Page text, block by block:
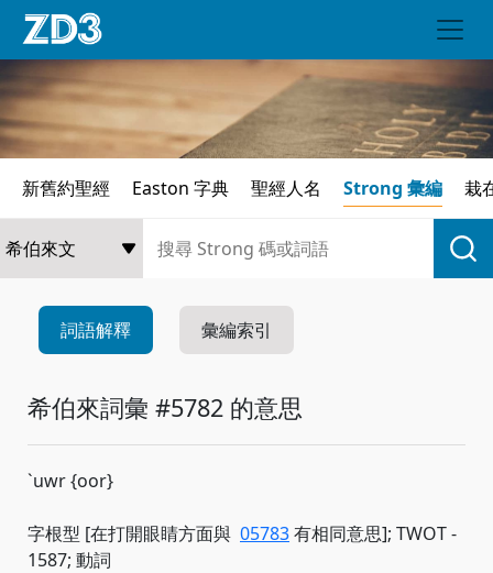
新舊約聖經 Easton 字典 聖經人名 Strong 彙編 栽
詞語解釋 彙編索引
希伯來詞彙 #5782 的意思
`uwr {oor}
字根型 [在打開眼睛方面與 05783有相同意思]; TWOT -
1587; 動詞